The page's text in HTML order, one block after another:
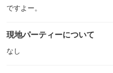
ですよー。
現地パーティーについて
なし